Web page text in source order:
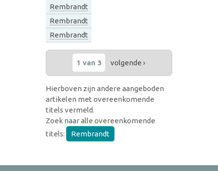
Rembrandt
Rembrandt
Rembrandt
1 van 3 volgende ›
Hierboven zijn andere aangeboden
artikelen met overeenkomende
titels vermeld.
Zoek naar alle overeenkomende
titels:
Rembrandt